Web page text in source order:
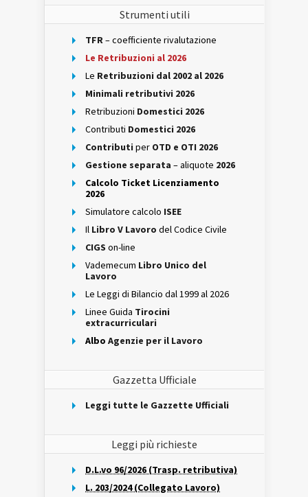
Strumenti utili
TFR– coefficiente rivalutazione
Le Retribuzioni al 2026
Le Retribuzioni dal 2002 al 2026
Minimali retributivi 2026
Retribuzioni Domestici 2026
Contributi Domestici 2026
Contributi per OTD e OTI 2026
Gestione separata – aliquote 2026
Calcolo Ticket Licenziamento
2026
Simulatore calcolo ISEE
Il Libro V Lavoro del Codice Civile
CIGS on-line
Vademecum Libro Unico del
Lavoro
Le Leggi di Bilancio dal 1999 al 2026
Linee Guida Tirocini
extracurriculari
Albo Agenzie per il Lavoro
Gazzetta Ufficiale
Leggi tutte le Gazzette Ufficiali
Leggi più richieste
D.L.vo 96/2026 (Trasp. retributiva)
L. 203/2024 (Collegato Lavoro)